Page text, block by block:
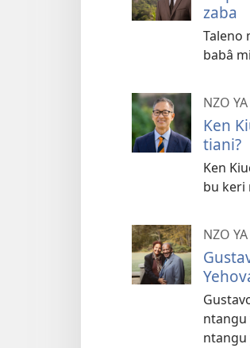
zaba
Taleno
babâ
NZO
Ken
tiani?
Ken
bu keri
NZO
ntangu
ntangu